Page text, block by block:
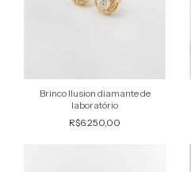
Brinco Ilusion diamante de
laboratório
R$6.250,00